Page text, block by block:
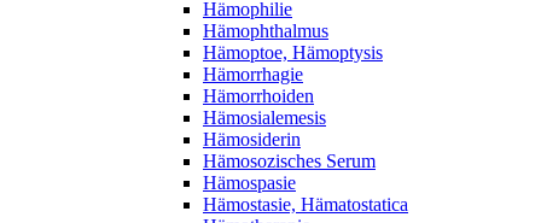
Hämophilie
Hämophthalmus
Hämoptoe, Hämoptysis
Hämorrhagie
Hämorrhoiden
Hämosialemesis
Hämosiderin
Hämosozisches Serum
Hämospasie
Hämostasie, Hämatostatica